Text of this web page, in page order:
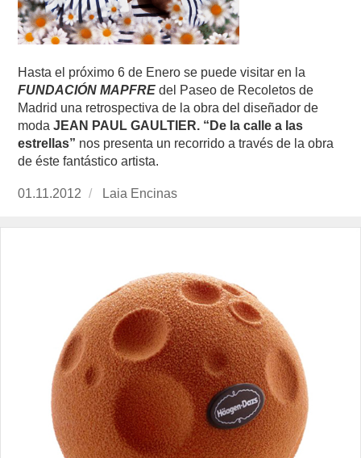
Hasta el próximo 6 de Enero se puede visitar en la
FUNDACIÓN MAPFRE del Paseo de Recoletos de
Madrid una retrospectiva de la obra del diseñador de
modaJEAN PAUL GAULTIER. “De la calle a las
estrellas” nos presenta un recorrido a través de la obra
de éste fantástico artista.
Publicado
01.11.2012 https://www.experimenta.es/author/
Laia Encinas